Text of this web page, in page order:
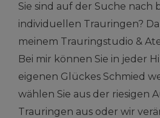
Sie sind auf der Suche nach
individuellen Trauringen?
meinem Trauringstudio &
Bei mir können Sie in jeder
eigenen Glückes Schmied
wählen Sie aus der riesigen
Trauringen aus oder wir